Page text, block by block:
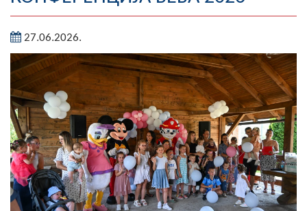
Географија
Насељена мјеста
Занимљивости
Фотогалерија
НАЧЕЛНИК
О Начелнику
Замјеник начелника
27.06.2026.